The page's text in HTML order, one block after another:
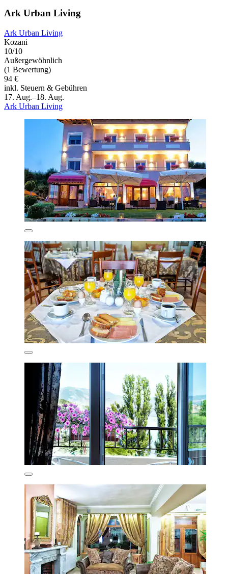
Ark Urban Living
Ark Urban Living
Kozani
10/10
Außergewöhnlich
(1 Bewertung)
94 €
inkl. Steuern & Gebühren
17. Aug.–18. Aug.
Ark Urban Living